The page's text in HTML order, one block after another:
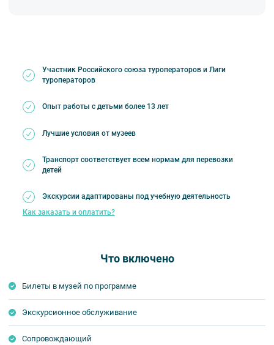
Участник Российского союза туроператоров и Лиги
туроператоров
Опыт работы с детьми более 13 лет
Лучшие условия от музеев
Транспорт соответствует всем нормам для перевозки
детей
Экскурсии адаптированы под учебную деятельность
Как заказать и оплатить?
Что включено
Билеты в музей по программе
Экскурсионное обслуживание
Сопровождающий